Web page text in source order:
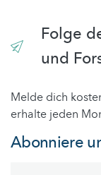
Folge
und
Melde dich
erhalte jeden
Abonniere